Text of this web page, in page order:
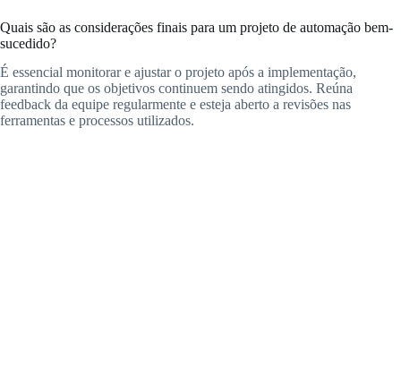
Quais são as considerações finais para um projeto de automação bem-
sucedido?
É essencial monitorar e ajustar o projeto após a implementação,
garantindo que os objetivos continuem sendo atingidos. Reúna
feedback da equipe regularmente e esteja aberto a revisões nas
ferramentas e processos utilizados.